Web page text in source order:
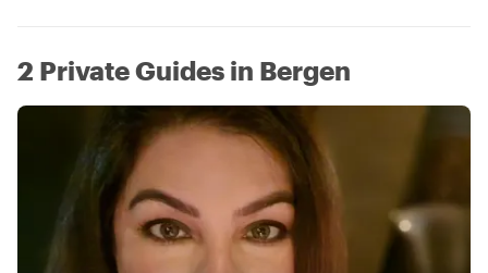
2 Private Guides in Bergen